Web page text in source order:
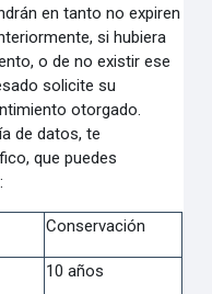
en tanto no expiren
si hubiera
o de no existir ese
solicite su
otorgado.
de datos, te
que puedes
Conservación
10 años